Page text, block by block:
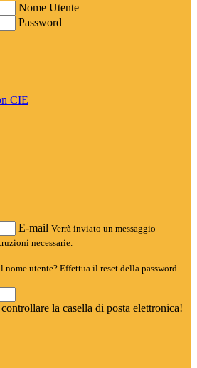
Nome Utente
Password
CIE
E-mail Verrà inviato un messaggio
necessarie.
nome utente? Effettua il reset della password
la casella di posta elettronica!